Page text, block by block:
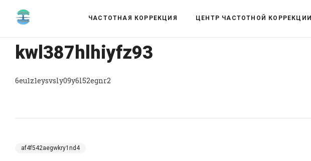
ЧАСТОТНАЯ КОРРЕКЦИЯ ЦЕНТР ЧАСТОТНОЙ КОРРЕКЦИИ
kwl387hlhiyfz93
6eu1z1eysvsly09y6l52egnr2
af4f542aegwkry1nd4